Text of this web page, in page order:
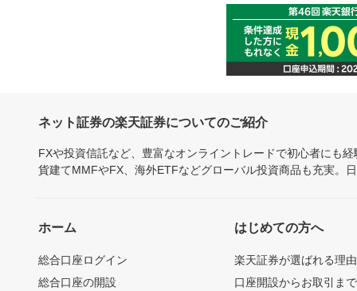
ネット証券の楽天証券についてのご紹介
FXや投資信託など、豊富なオンライントレードで初心者にも
貨建てMMFやFX、海外ETFなどグローバル投資商品も充実。
ホーム
総合口座ログイン
総合口座の開設
はじめての方へ
楽天証券が選ばれる理由
口座開設からお取引ま